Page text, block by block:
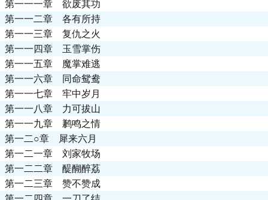
第一一一章 欲废其功
第一一二章 各有所持
第一一三章 复仇之火
第一一四章 玉雪掌伤
第一一五章 魔掌难逃
第一一六章 同命鸳鸯
第一一七章 牢中岁月
第一一八章 力可拔山
第一一九章 鹣鸣之情
第一二○章 犀来六月
第一二一章 刘家牧场
第一二二章 醍醐醉荔
第一二三章 赞不赞成